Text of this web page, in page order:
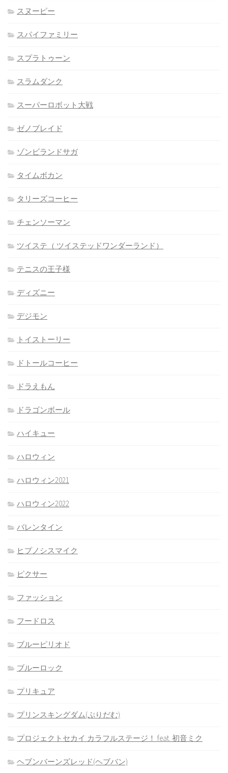
スヌーピー
スパイファミリー
スプラトゥーン
スラムダンク
スーパーロボット大戦
ゼノブレイド
ゾンビランドサガ
タイムボカン
タリーズコーヒー
チェンソーマン
ツイステ（ ツイステッドワンダーランド）
テニスの王子様
ディズニー
デジモン
トイストーリー
ドトールコーヒー
ドラえもん
ドラゴンボール
ハイキュー
ハロウィン
ハロウィン2021
ハロウィン2022
バレンタイン
ヒプノシスマイク
ピクサー
ファッション
フードロス
ブルーピリオド
ブルーロック
プリキュア
プリンスキングダム(ぷりだむ)
プロジェクトセカイ カラフルステージ！ feat. 初音ミク
ヘブンバーンズレッド(ヘブバン)